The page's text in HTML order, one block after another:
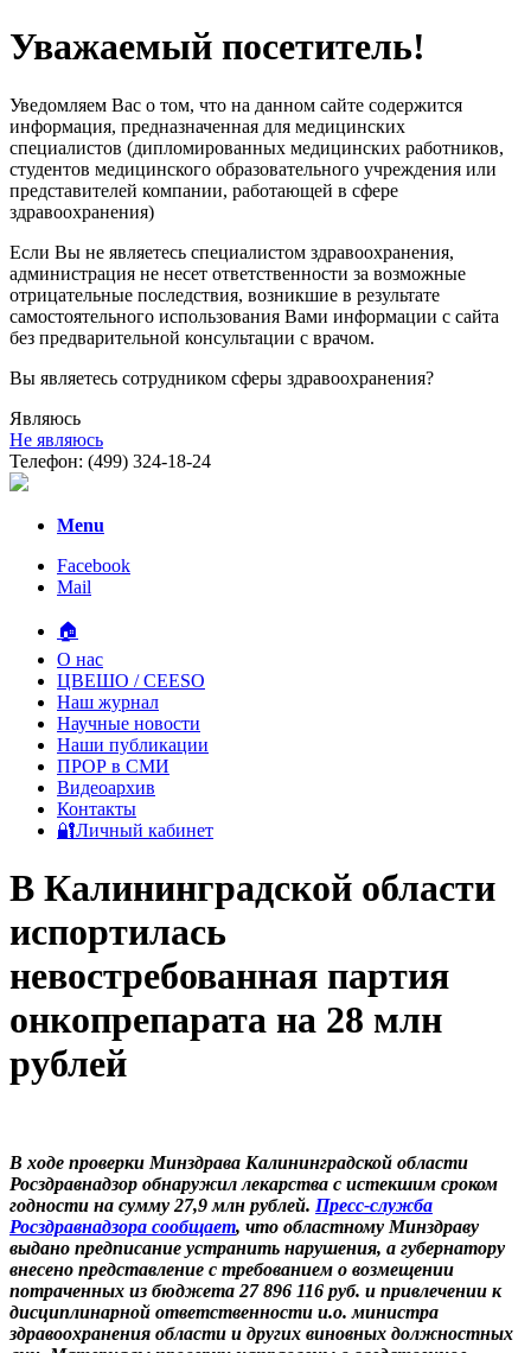
Уважаемый посетитель!
Уведомляем Вас о том, что на данном сайте содержится
информация, предназначенная для медицинских
специалистов (дипломированных медицинских работников,
студентов медицинского образовательного учреждения или
представителей компании, работающей в сфере
здравоохранения)
Если Вы не являетесь специалистом здравоохранения,
администрация не несет ответственности за возможные
отрицательные последствия, возникшие в результате
самостоятельного использования Вами информации с сайта
без предварительной консультации с врачом.
Вы являетесь сотрудником сферы здравоохранения?
Являюсь
Не являюсь
Телефон: (499) 324-18-24
Menu
Facebook
Mail
🏠
О нас
ЦВЕШО / CEESO
Наш журнал
Научные новости
Наши публикации
ПРОР в СМИ
Видеоархив
Контакты
🔐Личный кабинет
В Калининградской области
испортилась
невостребованная партия
онкопрепарата на 28 млн
рублей
В ходе проверки Минздрава Калининградской области
Росздравнадзор обнаружил лекарства с истекшим сроком
годности на сумму 27,9 млн рублей. Пресс-служба
Росздравнадзора сообщает, что областному Минздраву
выдано предписание устранить нарушения, а губернатору
внесено представление с требованием о возмещении
потраченных из бюджета 27 896 116 руб. и привлечении к
дисциплинарной ответственности и.о. министра
здравоохранения области и других виновных должностных